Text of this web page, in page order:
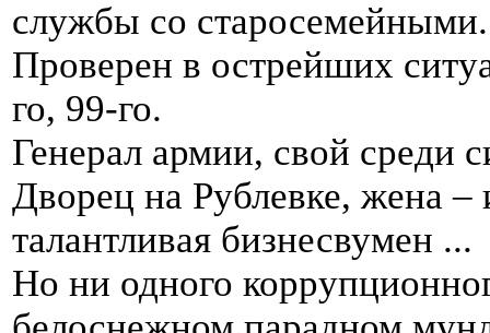
службы со старосемейными.
Проверен в острейших
го, 99-го.
Генерал армии, свой среди
Дворец на Рублевке, жена –
талантливая бизнесвумен ...
Но ни одного